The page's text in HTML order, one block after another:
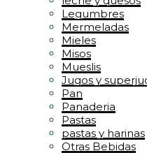
Legumbres
Mermeladas
Mieles
Misos
Mueslis
Jugos y
Pan
Panaderia
Pastas
pastas y harinas
Otras Bebidas